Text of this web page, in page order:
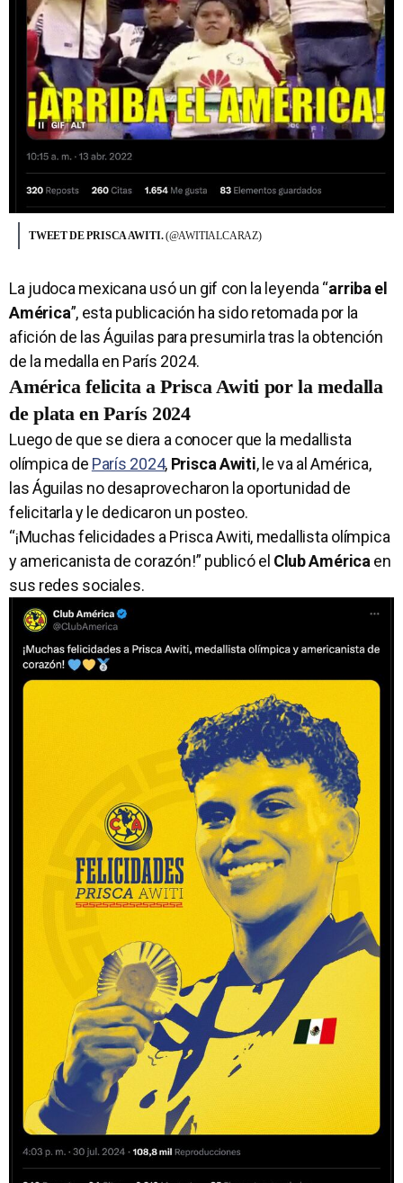
TWEET DE PRISCA AWITI.(@AWITIALCARAZ)
La judoca mexicana usó un gif con la leyenda “arriba el
América”, esta publicación ha sido retomada por la
afición de las Águilas para presumirla tras la obtención
de la medalla en París 2024.
América felicita a Prisca Awiti por la medalla
de plata en París 2024
Luego de que se diera a conocer que la medallista
olímpica de París 2024, Prisca Awiti, le va al América,
las Águilas no desaprovecharon la oportunidad de
felicitarla y le dedicaron un posteo.
“¡Muchas felicidades a Prisca Awiti, medallista olímpica
y americanista de corazón!” publicó el Club América en
sus redes sociales.